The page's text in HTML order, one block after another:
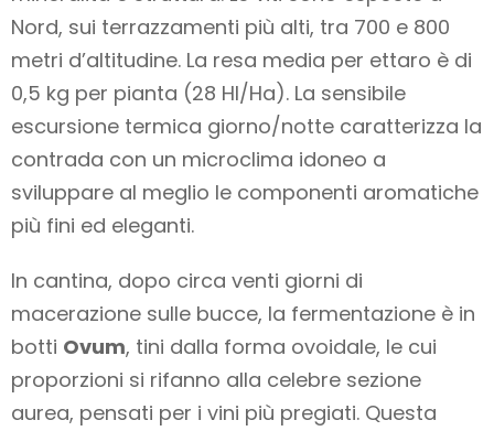
Nord, sui terrazzamenti più alti, tra 700 e 800
metri d’altitudine. La resa media per ettaro è di
0,5 kg per pianta (28 Hl/Ha). La sensibile
escursione termica giorno/notte caratterizza la
contrada con un microclima idoneo a
sviluppare al meglio le componenti aromatiche
più fini ed eleganti.
In cantina, dopo circa venti giorni di
macerazione sulle bucce, la fermentazione è in
botti Ovum, tini dalla forma ovoidale, le cui
proporzioni si rifanno alla celebre sezione
aurea, pensati per i vini più pregiati. Questa